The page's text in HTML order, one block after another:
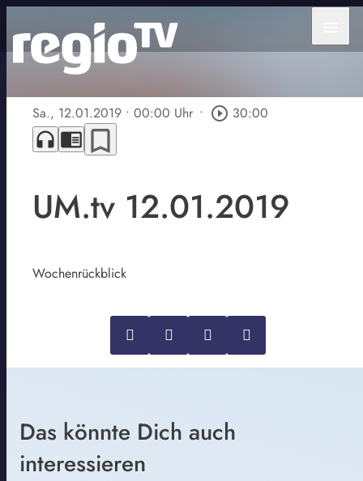
Sa., 12.01.2019 • 00:00 Uhr • play_circle_outline 30:00
headphones chrome_reader_mode bookmark_border
UM.tv 12.01.2019
Wochenrückblick
Das könnte Dich auch
interessieren